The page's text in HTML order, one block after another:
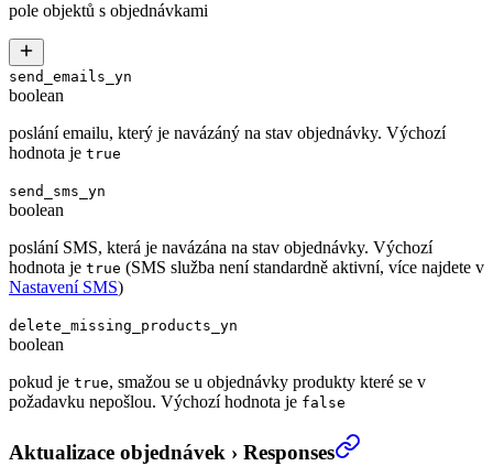
pole objektů s objednávkami
send_emails_yn
boolean
poslání emailu, který je navázáný na stav objednávky. Výchozí
hodnota je true
send_sms_yn
boolean
poslání SMS, která je navázána na stav objednávky. Výchozí
hodnota je true (SMS služba není standardně aktivní, více najdete v
Nastavení SMS)
delete_missing_products_yn
boolean
pokud je true, smažou se u objednávky produkty které se v
požadavku nepošlou. Výchozí hodnota je false
Aktualizace objednávek › Responses